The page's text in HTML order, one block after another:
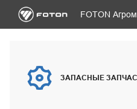
FOTON
ЗАПАСНЫЕ